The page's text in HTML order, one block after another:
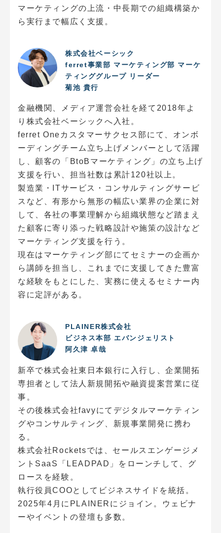
マーケティングの上流・中長期での組織構築か
ら実行まで幅広く支援。
株式会社ベーシック
ferret事業部 マーケティング部 マーケ
ティンググループ リーダー
菊池 貴行
金融機関、メディア運営会社を経て2018年よ
り株式会社ベーシックへ入社。
ferret Oneカスタマーサクセス部にて、オンボ
ーディングチーム立ち上げメンバーとして活躍
し、顧客の「BtoBマーケティング」の立ち上げ
支援を行い、担当社数は累計120社以上。
製造業・ITサービス・コンサルティングサービ
スなど、有形から無形の幅広い業界の企業に対
して、各社の事業理解から組織状態など踏まえ
た顧客に寄り添った戦略設計や施策の設計など
マーケティング支援を行う。
現在はマーケティング部にてセミナーの企画か
ら講師を担当し、これまでに支援してきた豊富
な経験をもとにした、実務に使えるセミナー内
容に定評がある。
PLAINER株式会社
ビジネス本部 エバンジェリスト
阿久津 卓哉
新卒で株式会社東日本銀行に入行し、企業開拓
専担者として法人新規開拓や融資提案営業に従
事。
その後株式会社favyにてデジタルマーケティン
グやコンサルティング、新規事業開発に携わ
る。
株式会社Rocketsでは、セールスエンゲージメ
ントSaaS「LEADPAD」をローンチして、グ
ロースを経験。
執行役員COOとしてビジネスサイドを統括。
2025年4月にPLAINERにジョイン。ウェビナ
ーやイベントの登壇も多数。